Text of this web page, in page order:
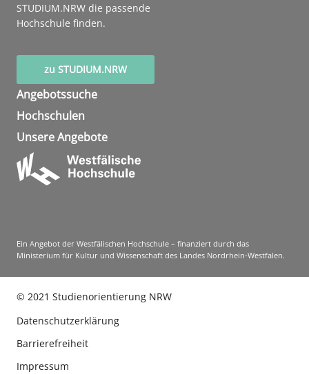
STUDIUM.NRW die passende
Hochschule finden.
zu STUDIUM.NRW
Angebotssuche
Hochschulen
Unsere Angebote
Ein Angebot der Westfälischen Hochschule – finanziert durch das
Ministerium für Kultur und Wissenschaft des Landes Nordrhein-Westfalen.
© 2021 Studienorientierung NRW
Datenschutzerklärung
Barrierefreiheit
Impressum